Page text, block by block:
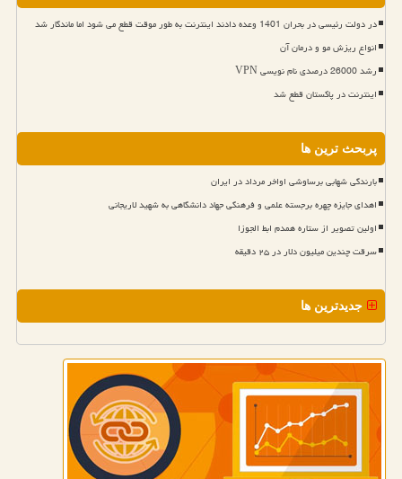
در دولت رئیسی در بحران 1401 وعده دادند اینترنت به طور موقت قطع می شود اما ماندگار شد
انواع ریزش مو و درمان آن
رشد 26000 درصدی نام نویسی VPN
اینترنت در پاکستان قطع شد
پربحث ترین ها
بارندگی شهابی برساوشی اواخر مرداد در ایران
اهدای جایزه چهره برجسته علمی و فرهنگی جهاد دانشگاهی به شهید لاریجانی
اولین تصویر از ستاره همدم ابط الجوزا
سرقت چندین میلیون دلار در ۲۵ دقیقه
جدیدترین ها